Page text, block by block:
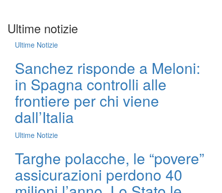
Ultime notizie
Ultime Notizie
Sanchez risponde a Meloni:
in Spagna controlli alle
frontiere per chi viene
dall’Italia
Ultime Notizie
Targhe polacche, le “povere”
assicurazioni perdono 40